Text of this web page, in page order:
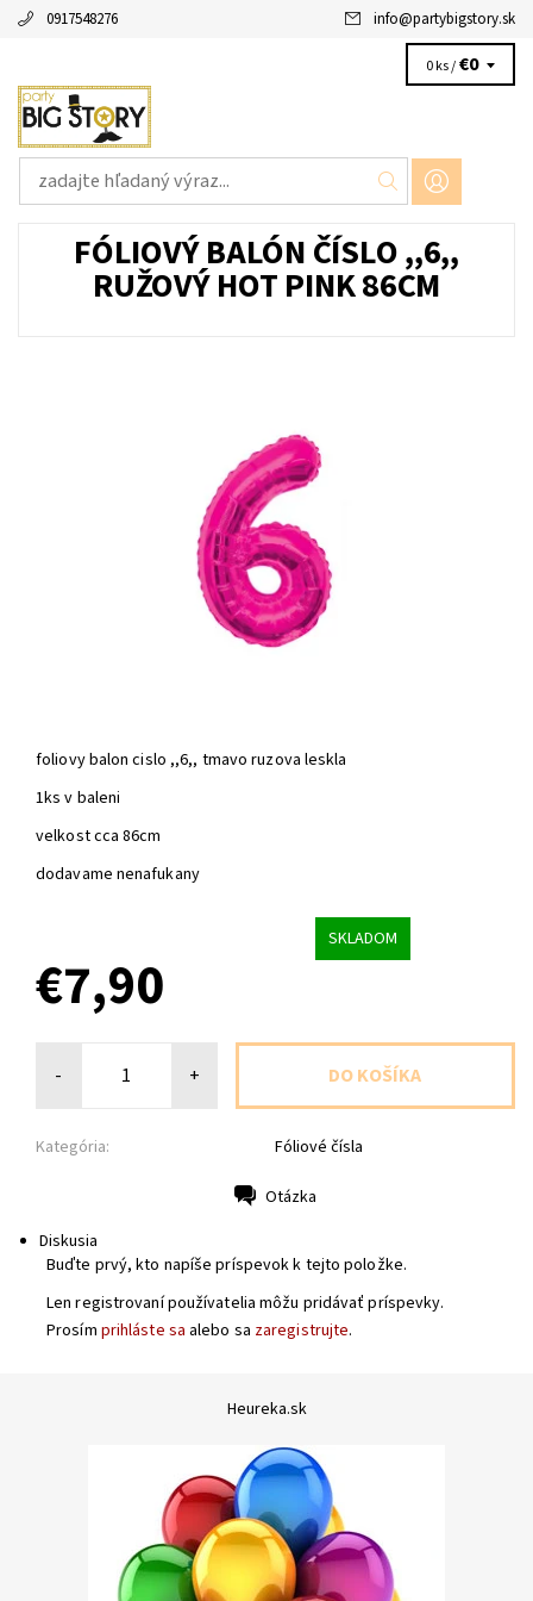
0917548276 info@partybigstory.sk
0 ks /€0
FÓLIOVÝ BALÓN ČÍSLO ,,6,,
RUŽOVÝ HOT PINK 86CM
foliovy balon cislo ,,6,, tmavo ruzova leskla
1ks v baleni
velkost cca 86cm
dodavame nenafukany
SKLADOM
€7,90
- +
Kategória: Fóliové čísla
Otázka
Diskusia
Buďte prvý, kto napíše príspevok k tejto položke.
Len registrovaní používatelia môžu pridávať príspevky.
Prosím prihláste sa alebo sa zaregistrujte.
Heureka.sk